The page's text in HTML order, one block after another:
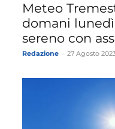
Meteo
domani
sereno con
Redazione 27 Agosto